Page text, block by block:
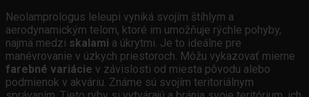
Neolamprologus leleupi vyniká svojím štíhlym a
aerodynamickým telom, ktoré im umožňuje rýchle pohyby,
najmä medzi skalami a úkrytmi. Je to ideálne pre
manévrovanie v úzkych priestoroch. Môžu vykazovať mierne
farebné variácie v závislosti od miesta pôvodu alebo
podmienok v akváriu. Známe sú svojím teritoriálnym